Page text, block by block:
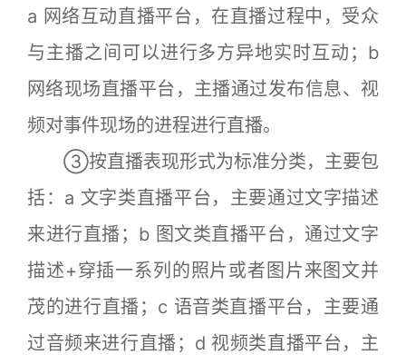
a 网络互动直播平台，在直播过程中，受众
与主播之间可以进行多方异地实时互动；b
网络现场直播平台，主播通过发布信息、视
频对事件现场的进程进行直播。
③按直播表现形式为标准分类，主要包
括：a 文字类直播平台，主要通过文字描述
来进行直播；b 图文类直播平台，通过文字
描述+穿插一系列的照片或者图片来图文并
茂的进行直播；c 语音类直播平台，主要通
过音频来进行直播；d 视频类直播平台，主